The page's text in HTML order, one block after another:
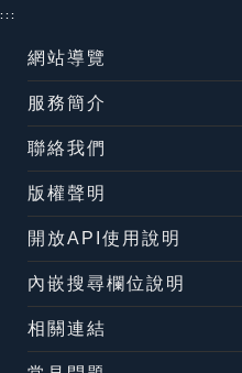
:::
網站導覽
服務簡介
聯絡我們
版權聲明
開放API使用說明
內嵌搜尋欄位說明
相關連結